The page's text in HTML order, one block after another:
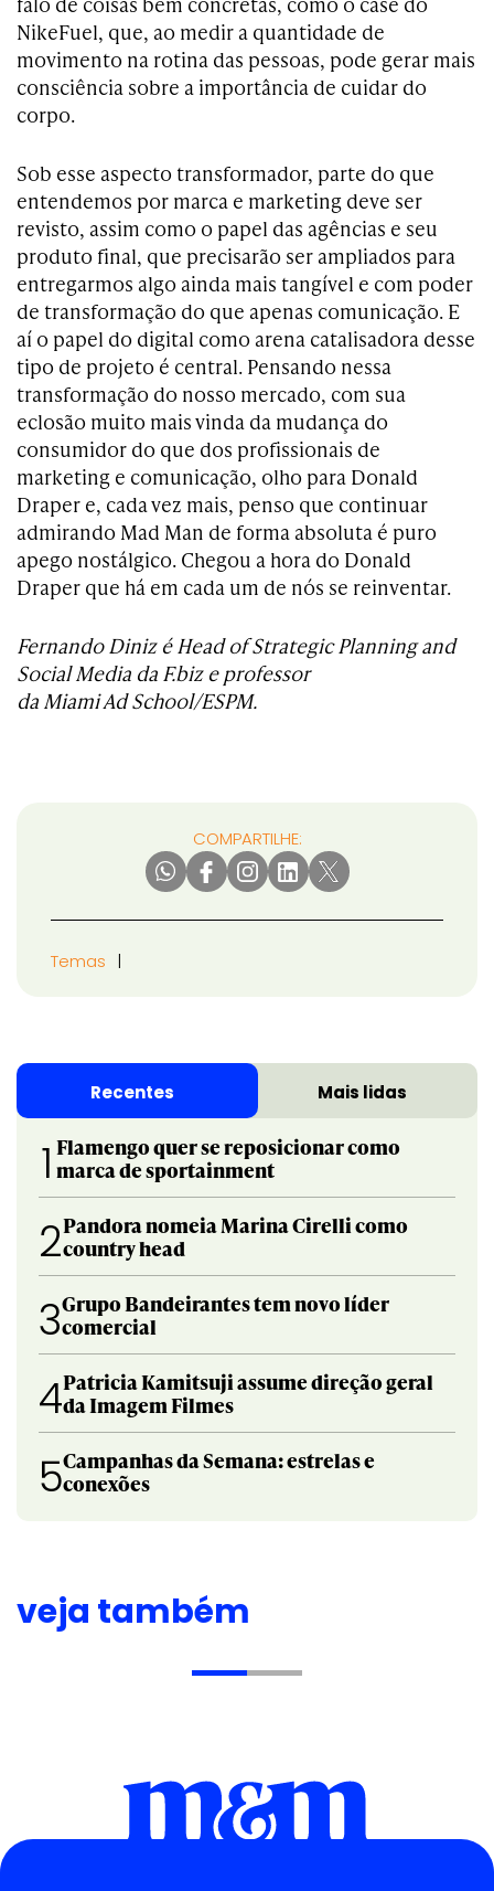
NikeFuel, que, ao medir a quantidade de
movimento na rotina das pessoas, pode gerar mais
consciência sobre a importância de cuidar do
corpo.
Sob esse aspecto transformador, parte do que
entendemos por marca e marketing deve ser
revisto, assim como o papel das agências e seu
produto final, que precisarão ser ampliados para
entregarmos algo ainda mais tangível e com poder
de transformação do que apenas comunicação. E
aí o papel do digital como arena catalisadora desse
tipo de projeto é central. Pensando nessa
transformação do nosso mercado, com sua
eclosão muito mais vinda da mudança do
consumidor do que dos profissionais de
marketing e comunicação, olho para Donald
Draper e, cada vez mais, penso que continuar
admirando Mad Man de forma absoluta é puro
apego nostálgico. Chegou a hora do Donald
Draper que há em cada um de nós se reinventar.
Fernando Diniz é Head of Strategic Planning and
Social Media da F.biz e professor
da Miami Ad School/ESPM.
COMPARTILHE:
Temas
Recentes Mais lidas
1 Flamengo quer se reposicionar como
marca de sportainment
2Pandora nomeia Marina Cirelli como
country head
3Grupo Bandeirantes tem novo líder
comercial
4Patricia Kamitsuji assume direção geral
da Imagem Filmes
5Campanhas da Semana: estrelas e
conexões
veja também